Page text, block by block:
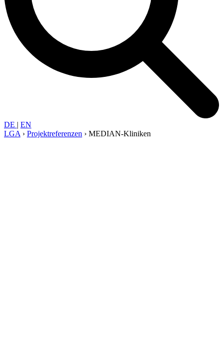
DE
EN
LGA › Projekt­referenzen › MEDIAN-Kliniken